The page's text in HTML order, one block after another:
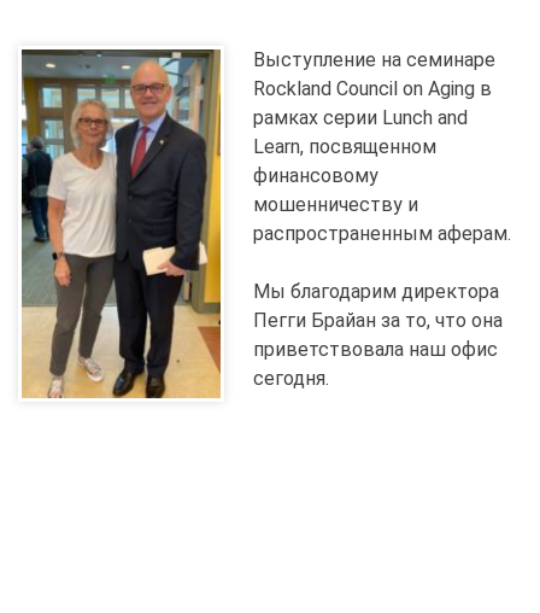
Выступление на семинаре
Rockland Council on Aging в
рамках серии Lunch and
Learn, посвященном
финансовому
мошенничеству и
распространенным аферам.
Мы благодарим директора
Пегги Брайан за то, что она
приветствовала наш офис
сегодня.